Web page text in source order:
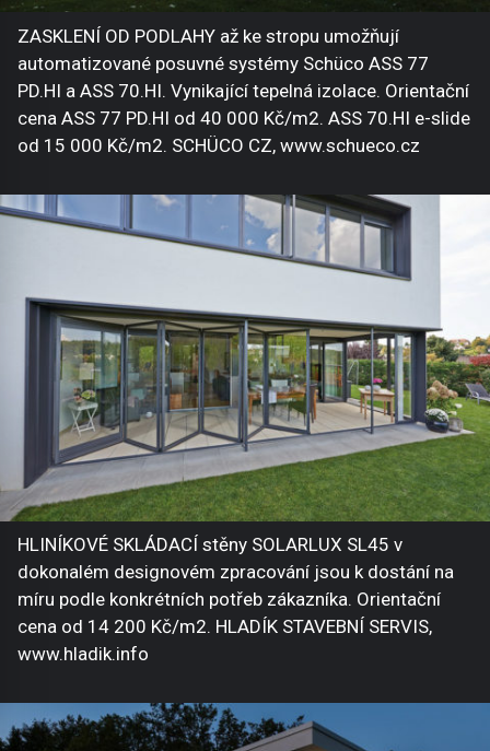
ZASKLENÍ OD PODLAHY až ke stropu umožňují
automatizované posuvné systémy Schüco ASS 77
PD.HI a ASS 70.HI. Vynikající tepelná izolace. Orientační
cena ASS 77 PD.HI od 40 000 Kč/m2. ASS 70.HI e-slide
od 15 000 Kč/m2. SCHÜCO CZ, www.schueco.cz
HLINÍKOVÉ SKLÁDACÍ stěny SOLARLUX SL45 v
dokonalém designovém zpracování jsou k dostání na
míru podle konkrétních potřeb zákazníka. Orientační
cena od 14 200 Kč/m2. HLADÍK STAVEBNÍ SERVIS,
www.hladik.info